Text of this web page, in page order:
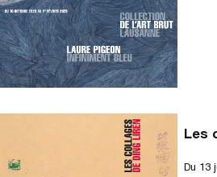
Les
Du 13